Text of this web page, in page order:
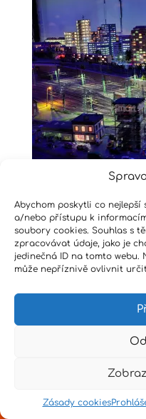
Abychom poskytli co nejlepší
a/nebo přístupu k
soubory cookies. Souhlas s
zpracovávat údaje, jako je
jedinečná ID na tomto webu.
může nepříznivě ovlivnit
Zásady cookies
Design by Senpai |